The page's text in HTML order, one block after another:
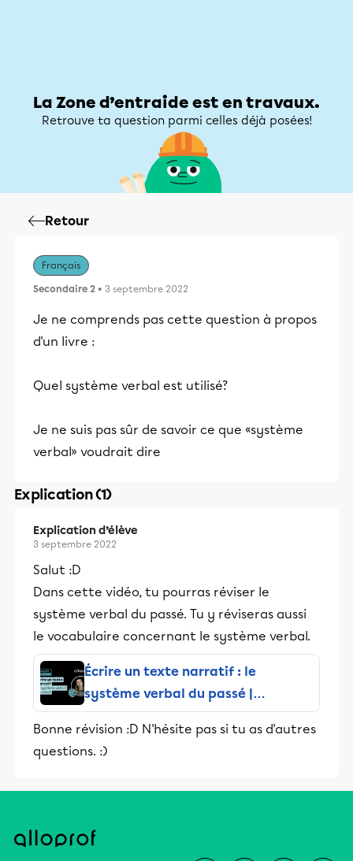
La Zone d’entraide est en travaux.
Retrouve ta question parmi celles déjà posées!
Retour
Français
Secondaire 2 • 3 septembre 2022
Je ne comprends pas cette question à propos
d'un livre :
Quel système verbal est utilisé?
Je ne suis pas sûr de savoir ce que «système
verbal» voudrait dire
Explication (1)
Explication d’élève
3 septembre 2022
Salut :D
Dans cette vidéo, tu pourras réviser le
système verbal du passé. Tu y réviseras aussi
le vocabulaire concernant le système verbal.
Écrire un texte narratif : le
système verbal du passé |
MiniRécup | Alloprof
Bonne révision :D N'hésite pas si tu as d'autres
questions. :)